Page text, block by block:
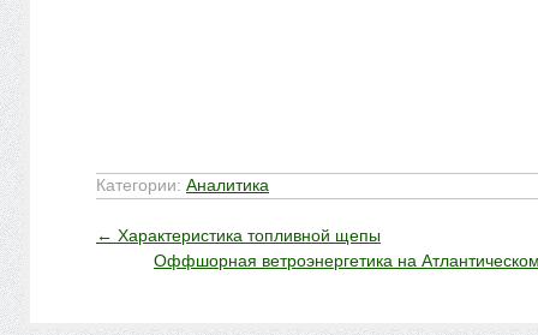
Категории: Аналитика
← Характеристика топливной щепы
Оффшорная ветроэнергетика на